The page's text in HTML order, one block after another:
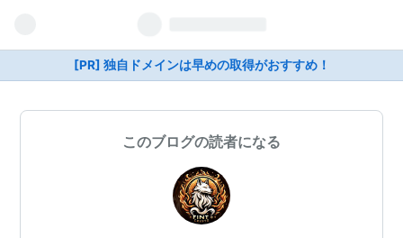
[PR] 独自ドメインは早めの取得がおすすめ！
このブログの読者になる